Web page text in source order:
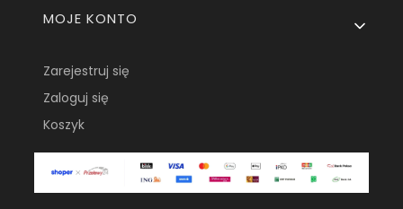
MOJE KONTO
Zarejestruj się
Zaloguj się
Koszyk